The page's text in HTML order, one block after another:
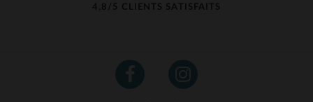
4,8/5 CLIENTS SATISFAITS